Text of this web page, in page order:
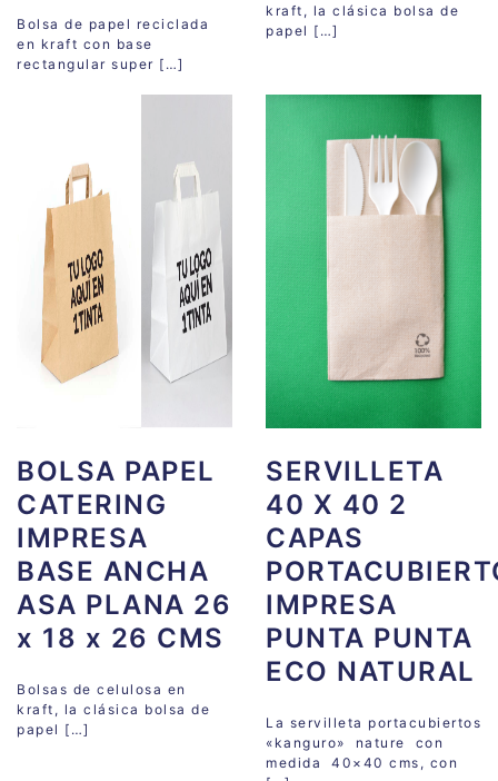
Bolsa de papel reciclada
en kraft con base
rectangular super […]
kraft, la clásica bolsa de
papel […]
BOLSA PAPEL
CATERING
IMPRESA
BASE ANCHA
ASA PLANA 26
x 18 x 26 CMS
Bolsas de celulosa en
kraft, la clásica bolsa de
papel […]
SERVILLETA
40 X 40 2
CAPAS
IMPRESA
PUNTA PUNTA
ECO NATURAL
La servilleta portacubiertos
«kanguro» nature con
medida 40×40 cms, con